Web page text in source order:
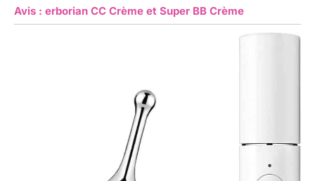
Avis : erborian CC Crème et Super BB Crème